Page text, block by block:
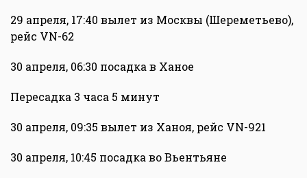
29 апреля, 17:40 вылет из Москвы (Шереметьево),
рейс VN-62
30 апреля, 06:30 посадка в Ханое
Пересадка 3 часа 5 минут
30 апреля, 09:35 вылет из Ханоя, рейс VN-921
30 апреля, 10:45 посадка во Вьентьяне